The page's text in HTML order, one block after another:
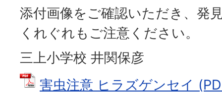
添付画像をご確認いただき、発
くれぐれもご注意ください。
三上小学校 井関保彦
害虫注意 ヒラズゲンセイ